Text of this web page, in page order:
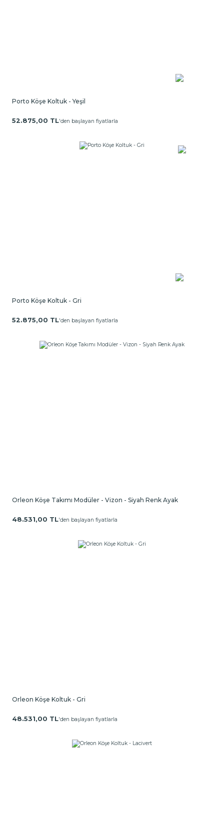
Porto Köşe Koltuk - Yeşil
52.875,00 TL'den başlayan fiyatlarla
Porto Köşe Koltuk - Gri
52.875,00 TL'den başlayan fiyatlarla
Orleon Köşe Takımı Modüler - Vizon - Siyah Renk Ayak
48.531,00 TL'den başlayan fiyatlarla
Orleon Köşe Koltuk - Gri
48.531,00 TL'den başlayan fiyatlarla